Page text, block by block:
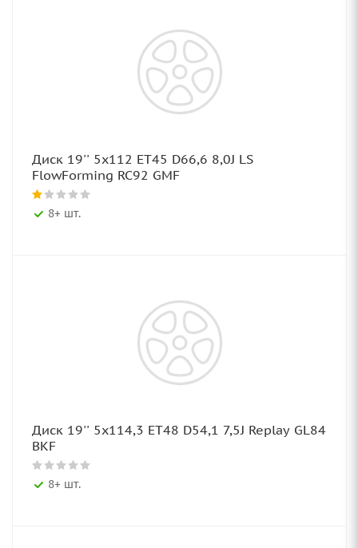
Диск 19'' 5x112 ET45 D66,6 8,0J LS
FlowForming RC92 GMF
8+ шт.
Диск 19'' 5x114,3 ET48 D54,1 7,5J Replay GL84
BKF
8+ шт.